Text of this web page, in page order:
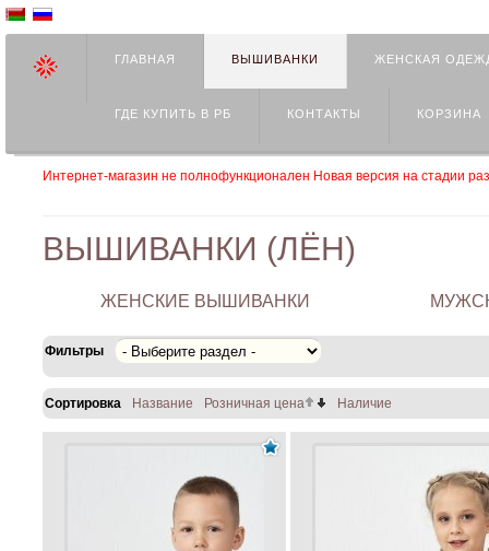
ГЛАВНАЯ ВЫШИВАНКИ ЖЕНСКАЯ
ГДЕ КУПИТЬ В РБ КОНТАКТЫ КОРЗИНА
Интернет-магазин не полнофункционален Новая версия на стадии
ВЫШИВАНКИ (ЛЁН)
ЖЕНСКИЕ ВЫШИВАНКИ
Фильтры
Сортировка Название Розничная цена Наличие